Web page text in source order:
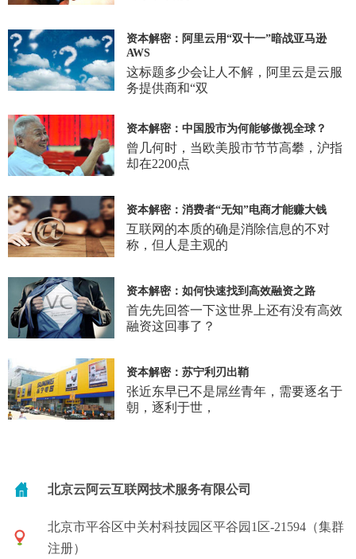
资本解密：阿里云用“双十一”暗战亚马逊
AWS
这标题多少会让人不解，阿里云是云服
务提供商和“双
资本解密：中国股市为何能够傲视全球？
曾几何时，当欧美股市节节高攀，沪指
却在2200点
资本解密：消费者“无知”电商才能赚大钱
互联网的本质的确是消除信息的不对
称，但人是主观的
资本解密：如何快速找到高效融资之路
首先先回答一下这世界上还有没有高效
融资这回事了？
资本解密：苏宁利刃出鞘
张近东早已不是屌丝青年，需要逐名于
朝，逐利于世，
北京云阿云互联网技术服务有限公司
北京市平谷区中关村科技园区平谷园1区-21594（集群
注册）